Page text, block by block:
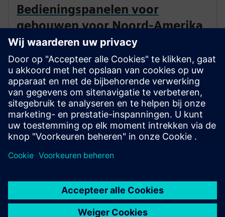
Bedieningspanelen voor
gebouwen voor Noord-Amerika
Staat u voor de uitdaging om een bedieningspaneel te
ontwerpen voor de VS of Canada? U hebt enige
achtergrondkennis nodig, aangezien normen,
voorschriften en praktijken fundamenteel verschillen
van die in markten die de IEC-normen gebruiken.